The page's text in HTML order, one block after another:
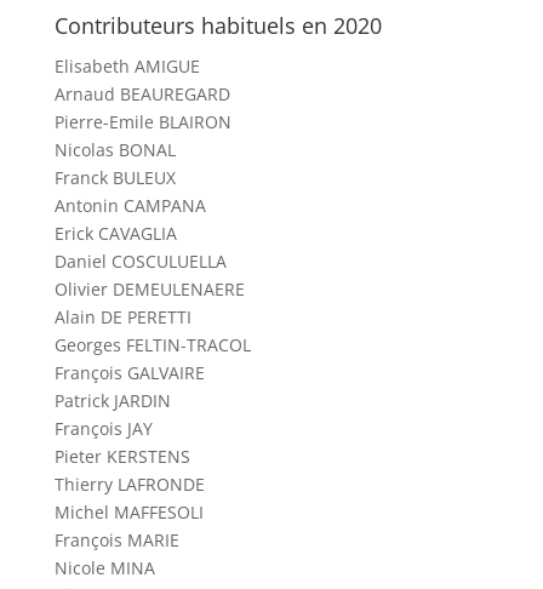
Contributeurs habituels en 2020
Elisabeth AMIGUE
Arnaud BEAUREGARD
Pierre-Emile BLAIRON
Nicolas BONAL
Franck BULEUX
Antonin CAMPANA
Erick CAVAGLIA
Daniel COSCULUELLA
Olivier DEMEULENAERE
Alain DE PERETTI
Georges FELTIN-TRACOL
François GALVAIRE
Patrick JARDIN
François JAY
Pieter KERSTENS
Thierry LAFRONDE
Michel MAFFESOLI
François MARIE
Nicole MINA